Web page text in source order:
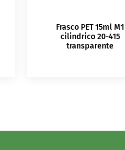
Frasco PET 15ml M1
cilindrico 20-415
transparente